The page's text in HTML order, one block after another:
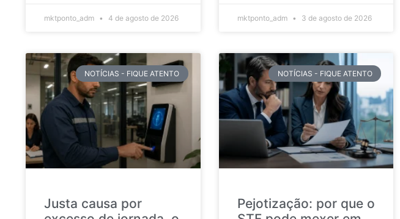
mktponto_adm 4 de agosto de 2026 mktponto_adm 3 de agosto de 2026
NOTÍCIAS - FIQUE ATENTO
Justa causa por
NOTÍCIAS - FIQUE ATENTO
Pejotização: por que o